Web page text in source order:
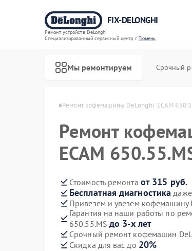
FIX-DELONGHI
Ремонт устройств DeLonghi
Специализированный cервисный центр г.Тюмень
Мы ремонтируем Срочный
в Тюмени Ремонт кофемашины DeLonghi  ECAM
Ремонт
ECAM
Стоимость ремонта от 315 руб.
Бесплатная диагностика
Привезем и увезем кофемашину
Гарантия на наши работы по
650.55.MS до 3-х лет
Срочный ремонт кофемашин
Скидка для вас до 20%